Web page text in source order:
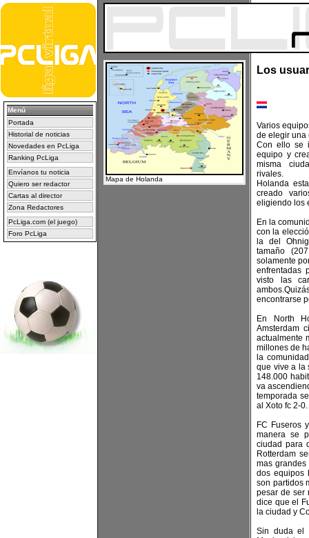
Menú
Portada
Historial de noticias
Novedades en PcLiga
Ranking PcLiga
Envíanos tu noticia
Quiero ser redactor
Cartas al director
Zona Redactores
PcLiga.com (el juego)
Foro PcLiga
Mapa de Holanda
Los
Varios
de elegir una
Con ello se
equipo y
misma
rivales.
Holanda
creado
eligiendo los
En la
con la
la del
tamaño
solamente
enfrentadas
visto las
encontrarse
En North
Amsterdam
actualmente
millones de
la
que vive a la
148.000
va
temporada
al Xoto fc 2-0.
FC Fuseros
manera se
ciudad para
Rotterdam
mas grandes
dos equipos
son partidos
pesar de ser
dice que el
la ciudad y
Sin duda el